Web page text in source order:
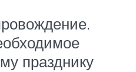
празднику